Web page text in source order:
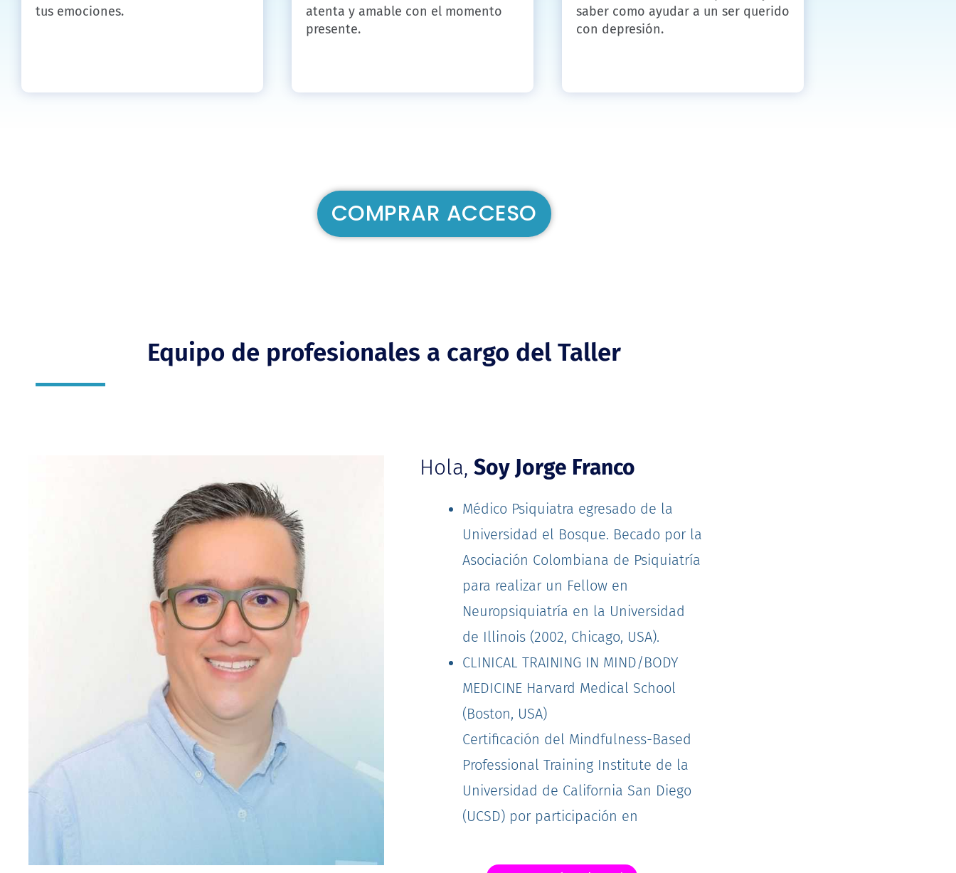
tus emociones.
atenta y amable con el momento
presente.
saber como ayudar a un ser querido
con depresión.
COMPRAR ACCESO
Equipo de profesionales a cargo del Taller
Hola, Soy Jorge Franco
Médico Psiquiatra egresado de la
Universidad el Bosque. Becado por la
Asociación Colombiana de Psiquiatría
para realizar un Fellow en
Neuropsiquiatría en la Universidad
de Illinois (2002, Chicago, USA).
CLINICAL TRAINING IN MIND/BODY
MEDICINE Harvard Medical School
(Boston, USA)
Certificación del Mindfulness-Based
Professional Training Institute de la
Universidad de California San Diego
(UCSD) por participación en